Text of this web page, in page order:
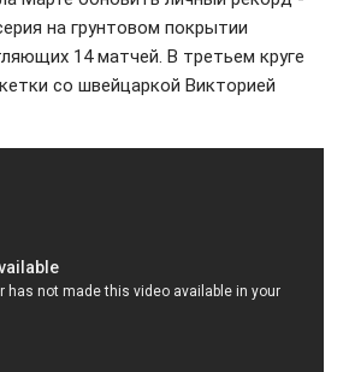
на грунтовом покрытии
14 матчей. В третьем круге
со швейцаркой Викторией